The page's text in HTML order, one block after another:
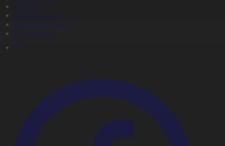
Жобалар
Телехикаялар
Мультсериалдар
Видеоархив